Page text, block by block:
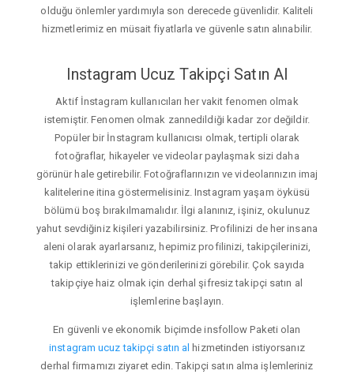
olduğu önlemler yardımıyla son derecede güvenlidir. Kaliteli
hizmetlerimiz en müsait fiyatlarla ve güvenle satın alınabilir.
Instagram Ucuz Takipçi Satın Al
Aktif İnstagram kullanıcıları her vakit fenomen olmak
istemiştir. Fenomen olmak zannedildiği kadar zor değildir.
Popüler bir İnstagram kullanıcısı olmak, tertipli olarak
fotoğraflar, hikayeler ve videolar paylaşmak sizi daha
görünür hale getirebilir. Fotoğraflarınızın ve videolarınızın imaj
kalitelerine itina göstermelisiniz. Instagram yaşam öyküsü
bölümü boş bırakılmamalıdır. İlgi alanınız, işiniz, okulunuz
yahut sevdiğiniz kişileri yazabilirsiniz. Profilinizi de her insana
aleni olarak ayarlarsanız, hepimiz profilinizi, takipçilerinizi,
takip ettiklerinizi ve gönderilerinizi görebilir. Çok sayıda
takipçiye haiz olmak için derhal şifresiz takipçi satın al
işlemlerine başlayın.
En güvenli ve ekonomik biçimde insfollow Paketi olan
instagram ucuz takipçi satın al hizmetinden istiyorsanız
derhal firmamızı ziyaret edin. Takipçi satın alma işlemleriniz